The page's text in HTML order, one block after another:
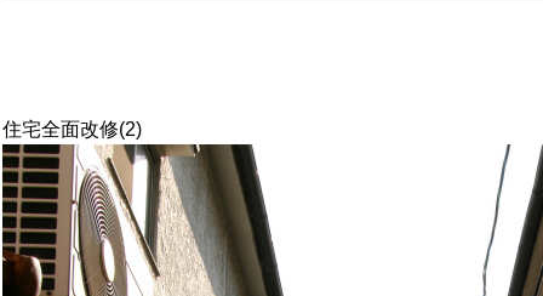
住宅全面改修(2)